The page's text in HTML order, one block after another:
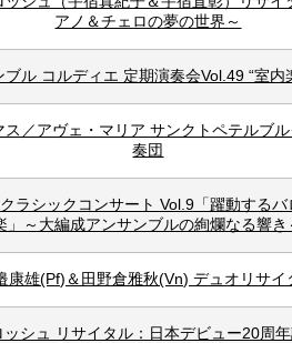
アノ＆チェロの夢の世界～
ブル コルディエ 定期演奏会Vol.49 “室内
ス／アヴェ・マリア サンクトペテルブ
奏団
ラシックコンサート Vol.9「躍動する
」～大編成アンサンブルの絢爛なる響き
康雄(Pf)＆田野倉雅秋(Vn) デュオリサイ
ッシュ リサイタル：日本デビュー20周